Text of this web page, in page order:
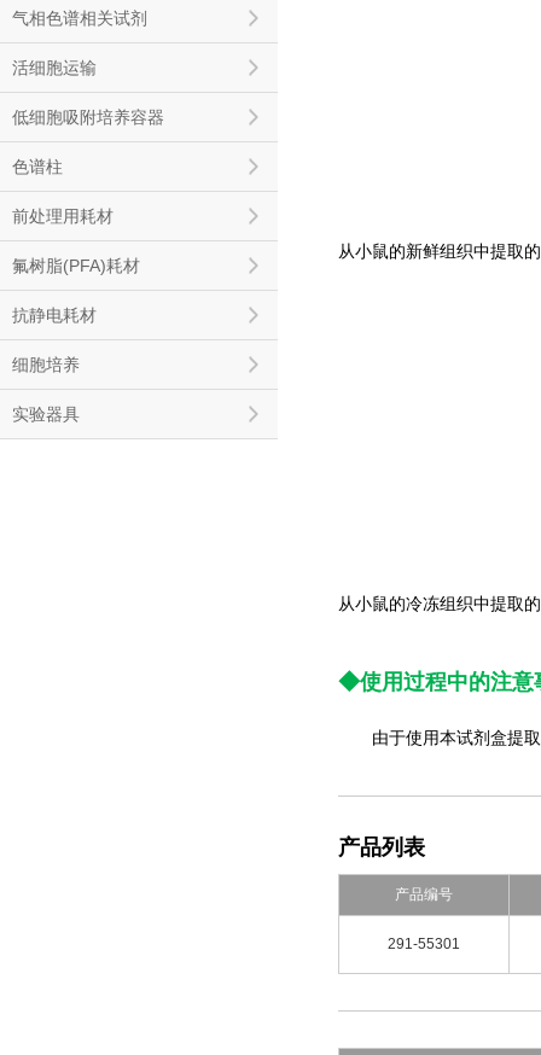
气相色谱相关试剂
活细胞运输
低细胞吸附培养容器
色谱柱
前处理用耗材
氟树脂(PFA)耗材
抗静电耗材
细胞培养
实验器具
从小鼠的新鲜组织中提取
从小鼠的冷冻组织中提取
◆使用过程中的注意
由于使用本试剂盒提取
产品列表
产品编号
291-55301